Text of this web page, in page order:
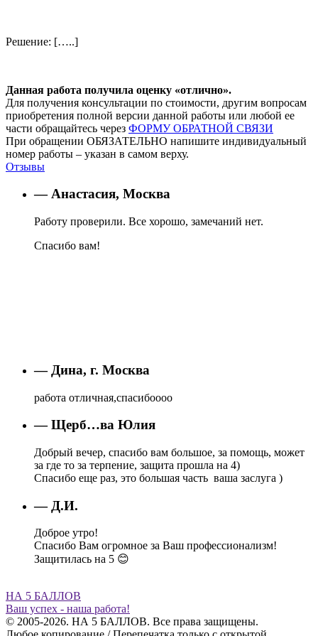
Решение: […..]
Данная работа получила оценку «отлично».
Для получения консультации по стоимости, другим вопросам
приобретения полной версии данной работы или любой ее
части обращайтесь через ФОРМУ ОБРАТНОЙ СВЯЗИ
При обращении ОБЯЗАТЕЛЬНО напишите индивидуальный
номер работы – указан в самом верху.
Отзывы
— Анастасия, Москва
Работу проверили. Все хорошо, замечаний нет.
Спасибо вам!
— Дина, г. Москва
работа отличная,спасибоооо
— Щерб…ва Юлия
Добрый вечер, спасибо вам большое, за помощь, может
за где то за терпение, защита прошла на 4)
Спасибо еще раз, это большая часть ваша заслуга )
— Д.И.
Доброе утро!
Спасибо Вам огромное за Ваш профессионализм!
Защитилась на 5 😊
НА 5 БАЛЛОВ
Ваш успех - наша работа!
© 2005-2026. НА 5 БАЛЛОВ. Все права защищены.